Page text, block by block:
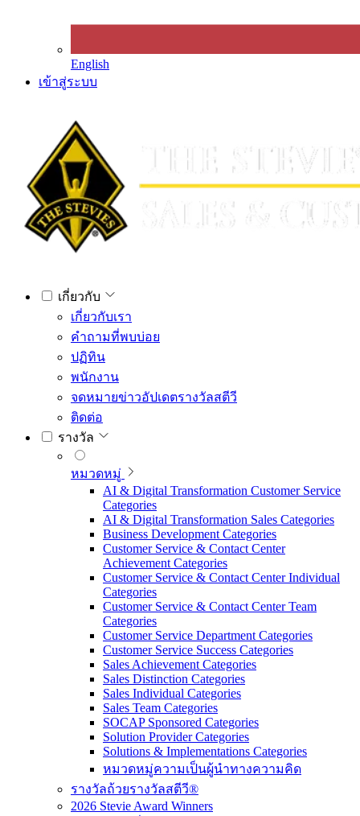
English
เข้าสู่ระบบ
เกี่ยวกับ
เกี่ยวกับเรา
คำถามที่พบบ่อย
ปฏิทิน
พนักงาน
จดหมายข่าวอัปเดตรางวัลสตีวี
ติดต่อ
รางวัล
หมวดหมู่
AI & Digital Transformation Customer Service
Categories
AI & Digital Transformation Sales Categories
Business Development Categories
Customer Service & Contact Center
Achievement Categories
Customer Service & Contact Center Individual
Categories
Customer Service & Contact Center Team
Categories
Customer Service Department Categories
Customer Service Success Categories
Sales Achievement Categories
Sales Distinction Categories
Sales Individual Categories
Sales Team Categories
SOCAP Sponsored Categories
Solution Provider Categories
Solutions & Implementations Categories
หมวดหมู่ความเป็นผู้นำทางความคิด
รางวัลถ้วยรางวัลสตีวี®
2026 Stevie Award Winners